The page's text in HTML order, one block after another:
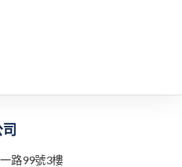
路99號3樓